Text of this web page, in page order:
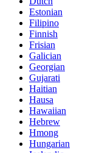
Estonian
Filipino
Finnish
Frisian
Galician
Georgian
Gujarati
Haitian
Hausa
Hawaiian
Hebrew
Hmong
Hungarian